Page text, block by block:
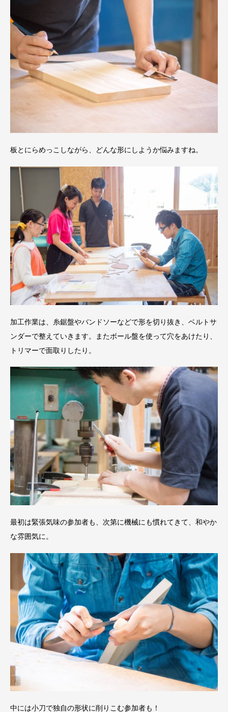
板とにらめっこしながら、どんな形にしようか悩みますね。
加工作業は、糸鋸盤やバンドソーなどで形を切り抜き、ベルトサ
ンダーで整えていきます。またボール盤を使って穴をあけたり、
トリマーで面取りしたり。
最初は緊張気味の参加者も、次第に機械にも慣れてきて、和やか
な雰囲気に。
中には小刀で独自の形状に削りこむ参加者も！